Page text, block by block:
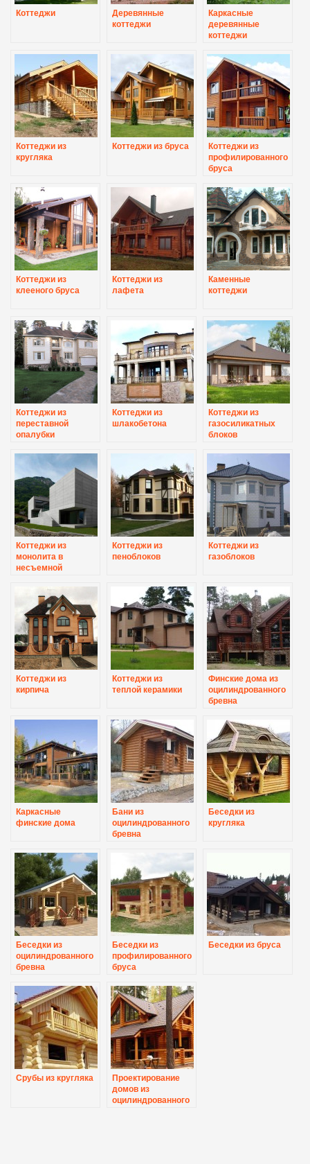
Коттеджи
Деревянные
коттеджи
Каркасные
деревянные
коттеджи
Коттеджи из
кругляка
Коттеджи из бруса
Коттеджи из
профилированного
бруса
Коттеджи из
клееного бруса
Коттеджи из
лафета
Каменные
коттеджи
Коттеджи из
переставной
опалубки
Коттеджи из
шлакобетона
Коттеджи из
газосиликатных
блоков
Коттеджи из
монолита в
несъемной
Коттеджи из
пеноблоков
Коттеджи из
газоблоков
Коттеджи из
кирпича
Коттеджи из
теплой керамики
Финские дома из
оцилиндрованного
бревна
Каркасные
финские дома
Бани из
оцилиндрованного
бревна
Беседки из
кругляка
Беседки из
оцилиндрованного
бревна
Беседки из
профилированного
бруса
Беседки из бруса
Срубы из кругляка
Проектирование
домов из
оцилиндрованного